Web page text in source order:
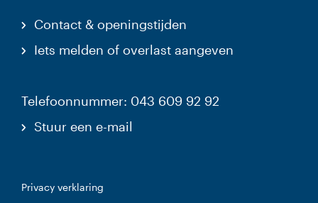
Contact & openingstijden
Iets melden of overlast aangeven
Telefoonnummer: 043 609 92 92
Stuur een e-mail
Privacy verklaring